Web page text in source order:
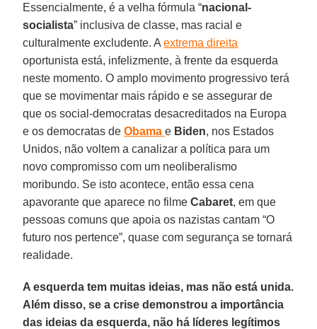
Essencialmente, é a velha fórmula “nacional-
socialista” inclusiva de classe, mas racial e
culturalmente excludente. Aextrema direita
oportunista está, infelizmente, à frente da esquerda
neste momento. O amplo movimento progressivo terá
que se movimentar mais rápido e se assegurar de
que os social-democratas desacreditados na Europa
e os democratas deObama e Biden, nos Estados
Unidos, não voltem a canalizar a política para um
novo compromisso com um neoliberalismo
moribundo. Se isto acontece, então essa cena
apavorante que aparece no filmeCabaret, em que
pessoas comuns que apoia os nazistas cantam “O
futuro nos pertence”, quase com segurança se tornará
realidade.
A esquerda tem muitas ideias, mas não está unida.
Além disso, se a crise demonstrou a importância
das ideias da esquerda, não há líderes legítimos